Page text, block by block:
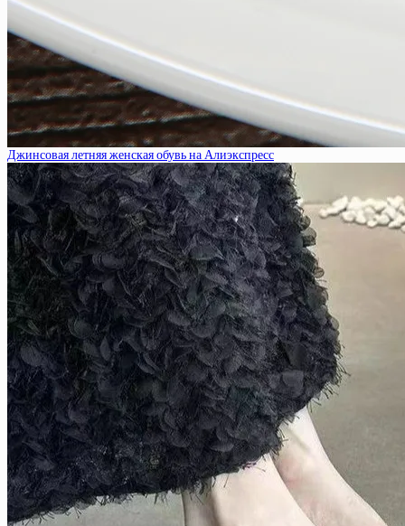
Джинсовая летняя женская обувь на Алиэкспресс